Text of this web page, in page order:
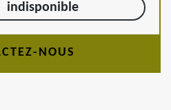
indisponible
NOUS